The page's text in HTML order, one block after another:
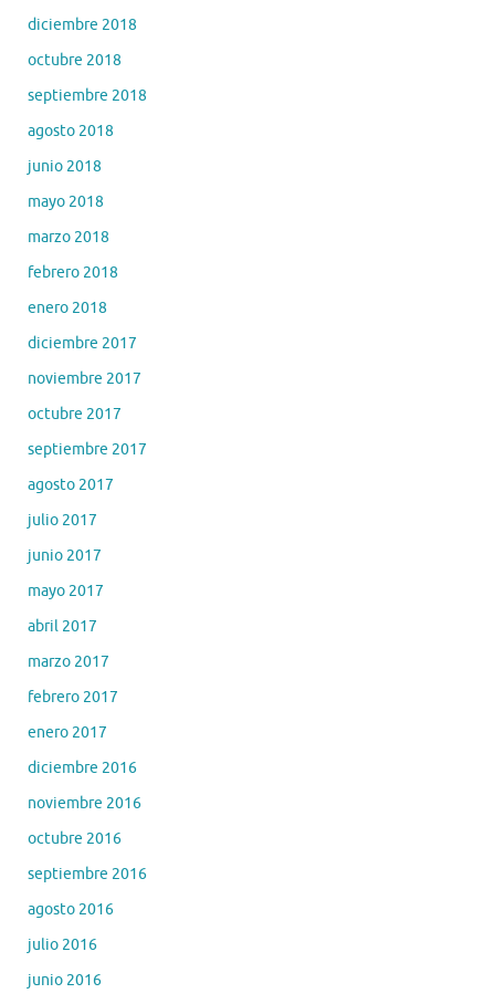
diciembre 2018
octubre 2018
septiembre 2018
agosto 2018
junio 2018
mayo 2018
marzo 2018
febrero 2018
enero 2018
diciembre 2017
noviembre 2017
octubre 2017
septiembre 2017
agosto 2017
julio 2017
junio 2017
mayo 2017
abril 2017
marzo 2017
febrero 2017
enero 2017
diciembre 2016
noviembre 2016
octubre 2016
septiembre 2016
agosto 2016
julio 2016
junio 2016